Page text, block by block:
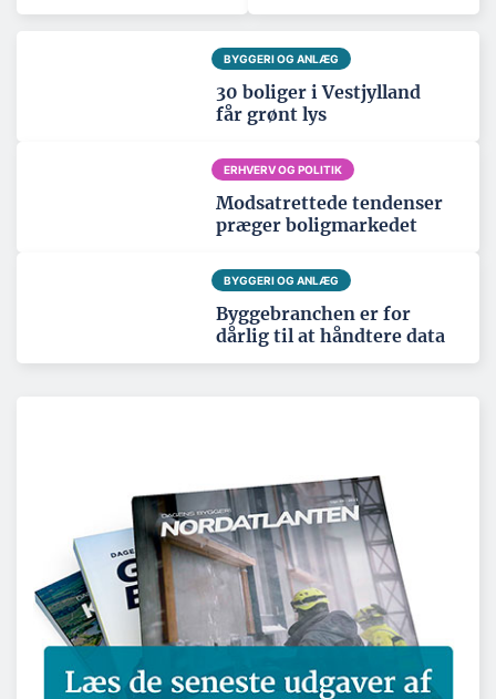
BYGGERI OG ANLÆG
30 boliger i Vestjylland
får grønt lys
ERHVERV OG POLITIK
Modsatrettede tendenser
præger boligmarkedet
BYGGERI OG ANLÆG
Byggebranchen er for
dårlig til at håndtere data